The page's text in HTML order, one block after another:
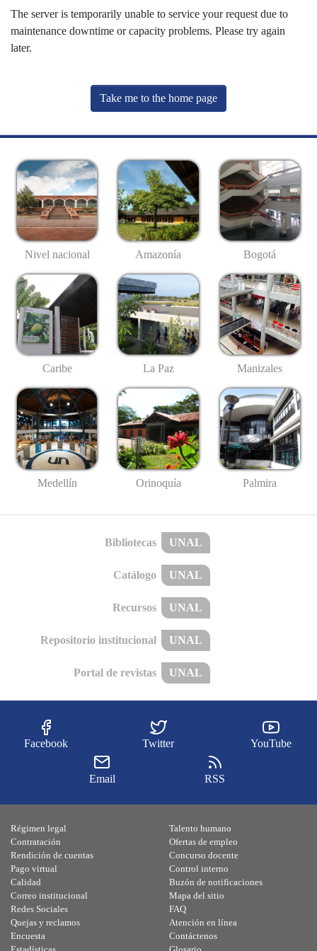
The server is temporarily unable to service your request due to
maintenance downtime or capacity problems. Please try again
later.
Take me to the home page
Nivel nacional Amazonía Bogotá
Caribe La Paz Manizales
Medellín Orinoquía Palmira
Bibliotecas UNAL
Catálogo UNAL
Recursos UNAL
Repositorio institucional UNAL
Portal de revistas UNAL
Facebook Twitter YouTube
Email RSS
Régimen legal
Contratación
Rendición de cuentas
Pago virtual
Calidad
Talento humano
Ofertas de empleo
Concurso docente
Control interno
Buzón de notificaciones
Correo institucional
Redes Sociales
Quejas y reclamos
Encuesta
Mapa del sitio
FAQ
Atención en línea
Contáctenos